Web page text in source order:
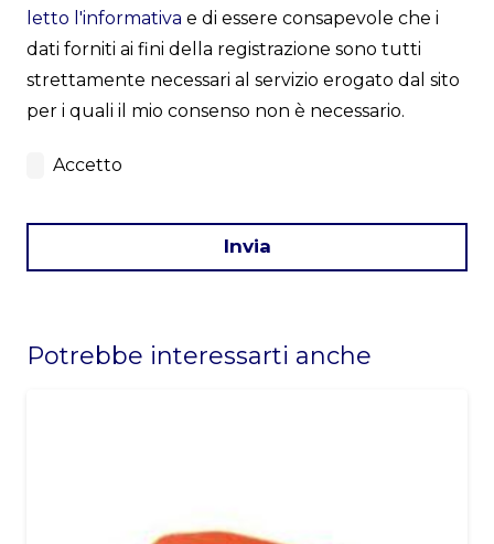
letto l'informativa e di essere consapevole che i
dati forniti ai fini della registrazione sono tutti
strettamente necessari al servizio erogato dal sito
per i quali il mio consenso non è necessario.
Accetto
Invia
should
Potrebbe interessarti anche